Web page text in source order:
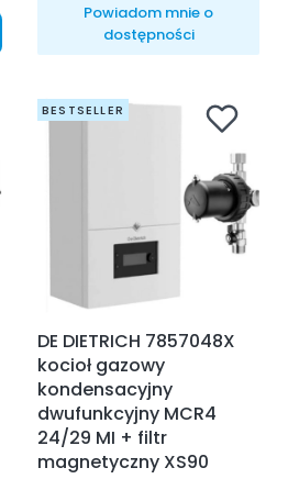
Powiadom mnie o
dostępności
BESTSELLER
DE DIETRICH 7857048X
kocioł gazowy
kondensacyjny
dwufunkcyjny MCR4
24/29 MI + filtr
magnetyczny XS90